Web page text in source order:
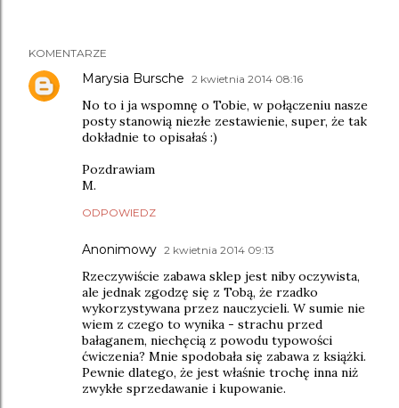
KOMENTARZE
Marysia Bursche 2 kwietnia 2014 08:16
No to i ja wspomnę o Tobie, w połączeniu nasze
posty stanowią niezłe zestawienie, super, że tak
dokładnie to opisałaś :)
Pozdrawiam
M.
ODPOWIEDZ
Anonimowy 2 kwietnia 2014 09:13
Rzeczywiście zabawa sklep jest niby oczywista,
ale jednak zgodzę się z Tobą, że rzadko
wykorzystywana przez nauczycieli. W sumie nie
wiem z czego to wynika - strachu przed
bałaganem, niechęcią z powodu typowości
ćwiczenia? Mnie spodobała się zabawa z książki.
Pewnie dlatego, że jest właśnie trochę inna niż
zwykłe sprzedawanie i kupowanie.